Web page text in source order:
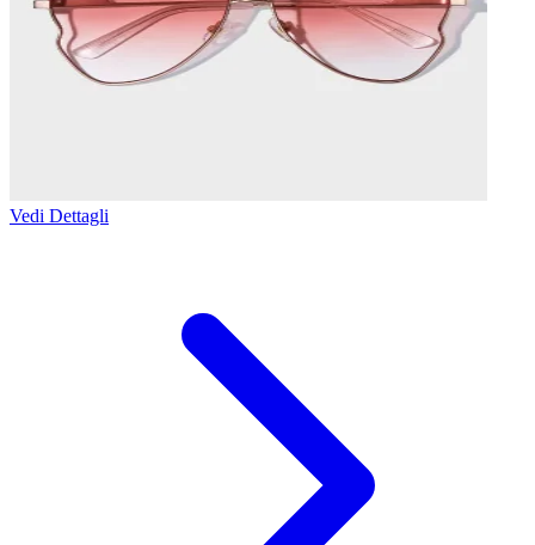
Vedi Dettagli